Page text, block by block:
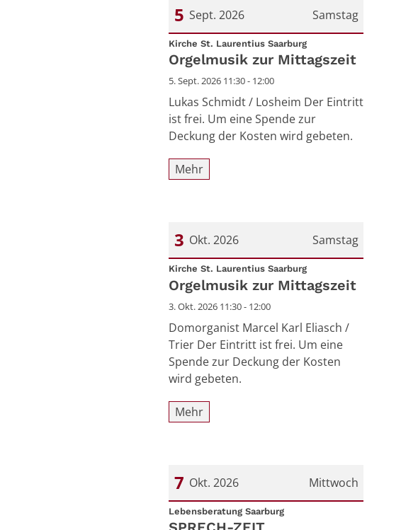
Samstag
5 Sept. 2026
Datum: 5. September 2026
Kirche St. Laurentius Saarburg:
Orgelmusik zur Mittagszeit
5. Sept. 2026 11:30 - 12:00
Lukas Schmidt / Losheim Der Eintritt
ist frei. Um eine Spende zur
Deckung der Kosten wird gebeten.
Mehr
Samstag
3 Okt. 2026
Datum: 3. Oktober 2026
Kirche St. Laurentius Saarburg:
Orgelmusik zur Mittagszeit
3. Okt. 2026 11:30 - 12:00
Domorganist Marcel Karl Eliasch /
Trier Der Eintritt ist frei. Um eine
Spende zur Deckung der Kosten
wird gebeten.
Mehr
Mittwoch
7 Okt. 2026
Datum: 7. Oktober 2026
Lebensberatung Saarburg: